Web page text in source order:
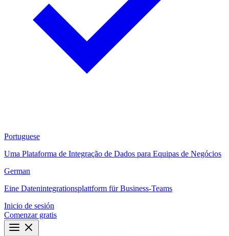
Portuguese
Uma Plataforma de Integração de Dados para Equipas de Negócios
German
Eine Datenintegrationsplattform für Business-Teams
Inicio de sesión
Comenzar gratis